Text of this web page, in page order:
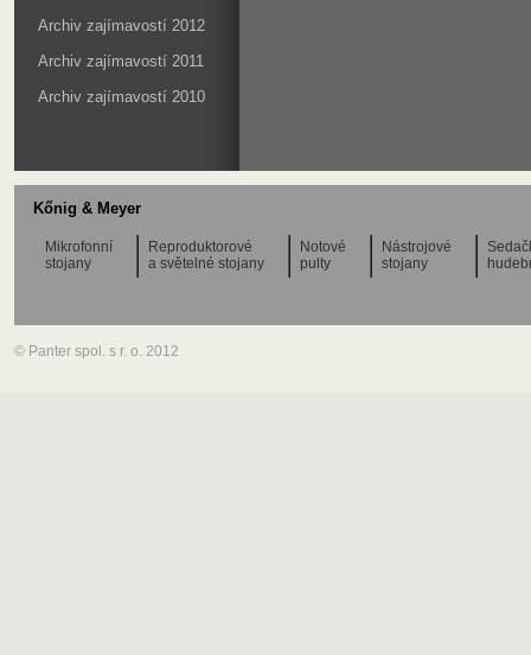
Archiv zajímavostí 2012
Archiv zajímavostí 2011
Archiv zajímavostí 2010
Kőnig & Meyer
Mikrofonní
stojany
Reproduktorové
a světelné stojany
Notové
pulty
Nástrojové
stojany
© Panter spol. s r. o. 2012